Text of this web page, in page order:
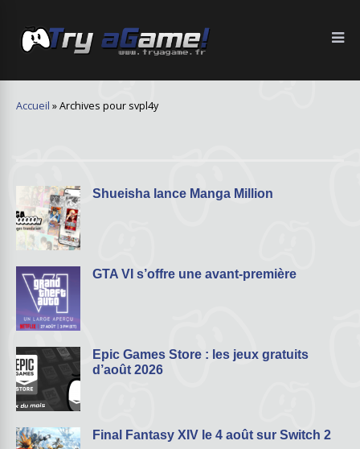
Accueil »Archives pour svpl4y
Shueisha lance Manga Million
GTA VI s’offre une avant-première
Epic Games Store : les jeux gratuits
d’août 2026
Final Fantasy XIV le 4 août sur Switch 2